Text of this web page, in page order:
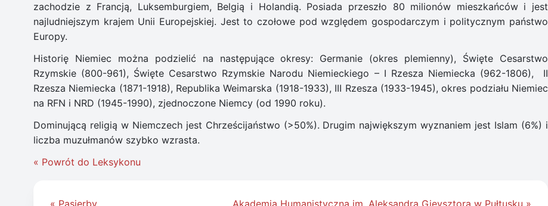
zachodzie z Francją, Luksemburgiem, Belgią i Holandią. Posiada przeszło 80 milionów mieszkańców i jest
najludniejszym krajem Unii Europejskiej. Jest to czołowe pod względem gospodarczym i politycznym państwo
Europy.
Historię Niemiec można podzielić na następujące okresy: Germanie (okres plemienny), Święte Cesarstwo
Rzymskie (800-961), Święte Cesarstwo Rzymskie Narodu Niemieckiego – I Rzesza Niemiecka (962-1806), II
Rzesza Niemiecka (1871-1918), Republika Weimarska (1918-1933), III Rzesza (1933-1945), okres podziału Niemiec
na RFN i NRD (1945-1990), zjednoczone Niemcy (od 1990 roku).
Dominującą religią w Niemczech jest Chrześcijaństwo (>50%). Drugim największym wyznaniem jest Islam (6%) i
liczba muzułmanów szybko wzrasta.
« Powrót do Leksykonu
Nawigacja
« Pasierby Akademia Humanistyczna im. Aleksandra Gieysztora w Pułtusku »